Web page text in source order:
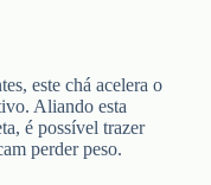
este chá acelera o
Aliando esta
é possível trazer
perder peso.